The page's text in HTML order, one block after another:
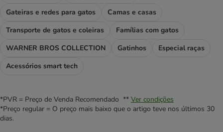
Gateiras e redes para gatos
Camas e casas
Transporte de gatos e coleiras
Famílias com gatos
WARNER BROS COLLECTION
Gatinhos
Especial raças
Acessórios smart tech
*PVR = Preço de Venda Recomendado ** Ver condições
*Preço regular = O preço mais baixo que o artigo teve nos últimos 30
dias.